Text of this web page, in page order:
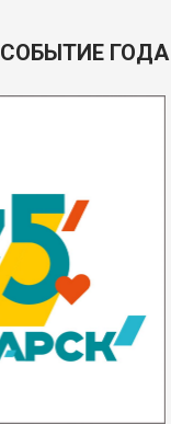
СОБЫТИЕ ГОДА